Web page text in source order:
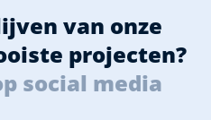
van onze
projecten?
social media